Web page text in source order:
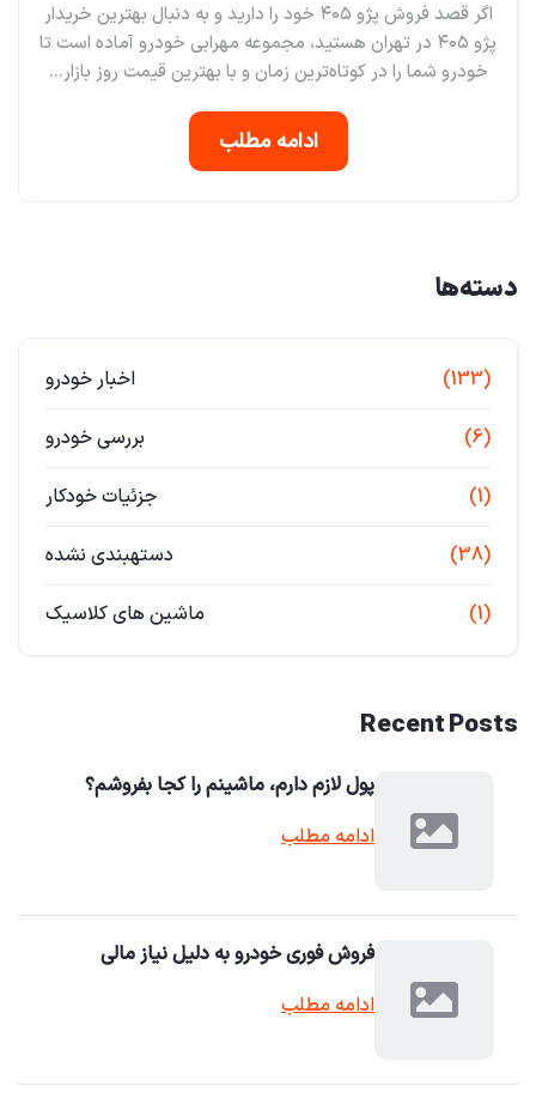
اگر قصد فروش پژو ۴۰۵ خود را دارید و به دنبال بهترین خریدار
پژو ۴۰۵ در تهران هستید، مجموعه مهرابی خودرو آماده است تا
خودرو شما را در کوتاه‌ترین زمان و با بهترین قیمت روز بازار...
ادامه مطلب
دسته‌ها
اخبار خودرو (133)
بررسی خودرو (6)
جزئیات خودکار (1)
دستهبندی نشده (38)
ماشین های کلاسیک (1)
Recent Posts
پول لازم دارم، ماشینم را کجا بفروشم؟
ادامه مطلب
فروش فوری خودرو به دلیل نیاز مالی
ادامه مطلب